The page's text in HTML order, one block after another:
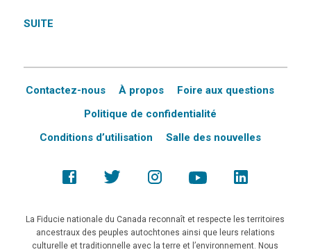
SUITE
Contactez-nous À propos
Foire aux questions
Politique de confidentialité
Conditions d’utilisation
Salle des nouvelles
La Fiducie nationale du Canada reconnaît et respecte les territoires
ancestraux des peuples autochtones ainsi que leurs relations
culturelle et traditionnelle avec la terre et l’environnement. Nous